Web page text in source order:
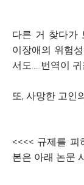
다른 거 찾다가
이장애의 위험
서도.....번역이
또, 사망한 고인
<<<< 규제를 피
본은 아래 논문